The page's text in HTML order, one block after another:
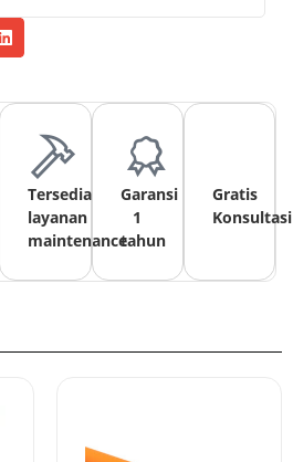
Tersedia
layanan
maintenance
Garansi
1
tahun
Gratis
Konsultasi